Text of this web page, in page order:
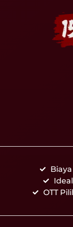
OTT